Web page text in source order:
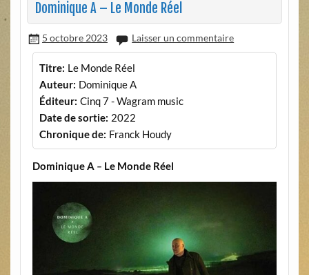
Dominique A – Le Monde Réel
5 octobre 2023 Laisser un commentaire
Titre: Le Monde Réel
Auteur: Dominique A
Éditeur: Cinq 7 - Wagram music
Date de sortie: 2022
Chronique de: Franck Houdy
Dominique A – Le Monde Réel